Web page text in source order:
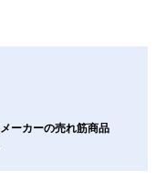
ーカーの売れ筋商品